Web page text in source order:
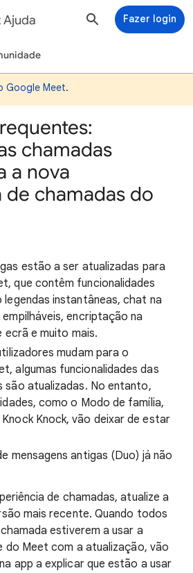
Fazer login
Google Meet.
chamadas
a nova
de chamadas do
estão a ser atualizadas para
que contêm funcionalidades
legendas instantâneas, chat na
encriptação na
ecrã e muito mais.
mudam para o
algumas funcionalidades das
são atualizadas. No entanto,
como o Modo de família,
Knock, vão deixar de estar
mensagens antigas (Duo) já não
de chamadas, atualize a
mais recente. Quando todos
estiverem a usar a
do Meet com a atualização, vão
app a explicar que estão a usar